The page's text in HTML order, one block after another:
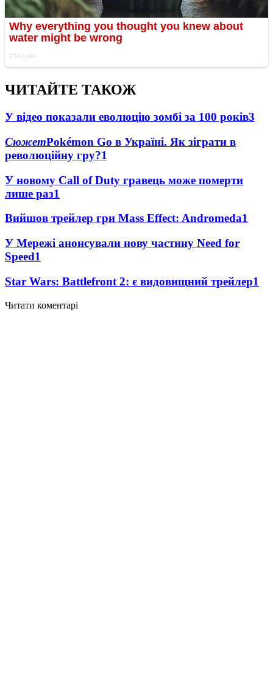
ЧИТАЙТЕ ТАКОЖ
У відео показали еволюцію зомбі за 100 років3
СюжетPokémon Go в Україні. Як зіграти в
революційну гру?1
У новому Call of Duty гравець може померти
лише раз1
Вийшов трейлер гри Mass Effect: Andromeda1
У Мережі анонсували нову частину Need for
Speed1
Star Wars: Battlefront 2: є видовищний трейлер1
Читати коментарі